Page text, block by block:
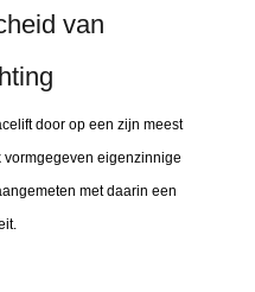
van
door op een zijn meest
eigenzinnige
met daarin een